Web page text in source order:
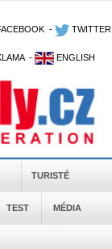
- TWITTER
- ENGLISH
TURISTÉ
TEST MÉDIA